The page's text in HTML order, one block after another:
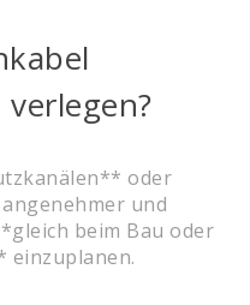
oder
und
beim Bau oder
einzuplanen.